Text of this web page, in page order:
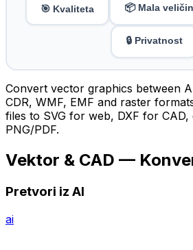
🎯 Kvaliteta 📦 Mala
🔒 Privatnost
Convert vector graphics between
CDR, WMF, EMF and raster
files to SVG for web, DXF for
PNG/PDF.
Vektor & CAD —
Pretvori iz AI
ai